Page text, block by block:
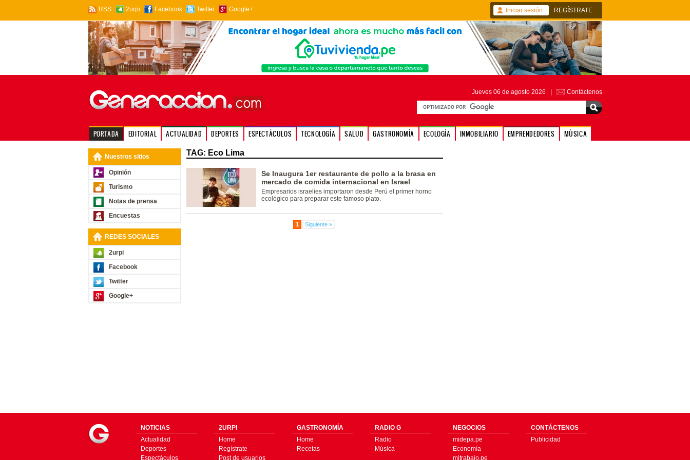
RSS 2urpi Facebook Twitter Google+ Iniciar sesión REGÍSTRATE
Jueves 06 de agosto 2026 | Contáctenos
PORTADA EDITORIAL ACTUALIDAD DEPORTES ESPECTÁCULOS TECNOLOGÍA SALUD GASTRONOMÍA ECOLOGÍA INMOBILIARIO EMPRENDEDORES MÚSICA
Nuestros sitios
Opinión
Turismo
Notas de prensa
Encuestas
REDES SOCIALES
2urpi
Facebook
Twitter
Google+
TAG: Eco Lima
Se Inaugura 1er restaurante de pollo a la brasa en
mercado de comida internacional en Israel
Empresarios israelíes importaron desde Perú el primer horno
ecológico para preparar este famoso plato.
1 Siguiente »
NOTICIAS
Actualidad
Deportes
Espectáculos
2URPI
Home
Regístrate
Post de usuarios
GASTRONOMÍA
Home
Recetas
RADIO G
Radio
Música
NEGOCIOS
midepa.pe
Economía
mitrabajo.pe
CONTÁCTENOS
Publicidad